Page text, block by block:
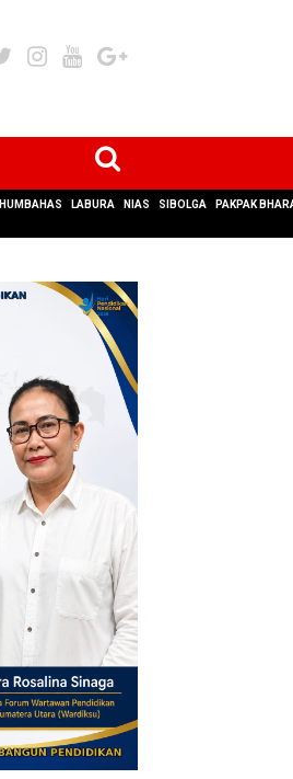
HUMBAHAS LABURA NIAS SIBOLGA PAKPAK